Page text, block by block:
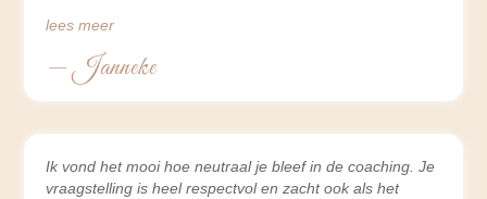
lees meer
— Janneke
Ik vond het mooi hoe neutraal je bleef in de coaching. Je
vraagstelling is heel respectvol en zacht ook als het